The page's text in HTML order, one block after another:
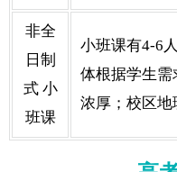
非全
日制
式 小
班课
小班课有4-6
体根据学生
浓厚；校区地